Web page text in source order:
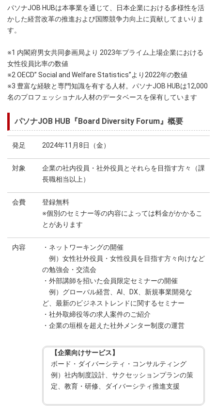
パソナJOB HUBは本事業を通じて、日本企業における多様性を活
かした経営改革の推進および国際競争力向上に貢献してまいりま
す。
※1 内閣府男女共同参画局より 2023年プライム上場企業における
女性役員比率の数値
※2 OECD” Social and Welfare Statistics”より2022年の数値
※3 豊富な経験と専門知識を有する人材。パソナJOB HUBは12,000
名のプロフェッショナル人材のデータベースを保有しています
パソナJOB HUB『Board Diversity Forum』概要
発足 2024年11月8日（金）
対象
企業の社内役員・社外役員とそれらを目指す方々（課
長職相当以上）
会費
登録無料
※個別のセミナー等の内容によっては料金がかかるこ
とがあります
内容
・ネットワーキングの開催
例）女性社外役員・女性役員を目指す方々向けなど
の勉強会・交流会
・外部講師を招いた会員限定セミナーの開催
例）グローバル経営、AI、DX、新規事業開発な
ど、最新のビジネストレンドに関するセミナー
・社外取締役等の求人案件のご紹介
・企業の垣根を超えた社外メンター制度の運営
【企業向けサービス】
ボード・ダイバーシティ・コンサルティング
例）社内制度設計、サクセッションプランの策
定、教育・研修、ダイバーシティ推進支援